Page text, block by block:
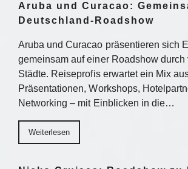
Aruba und Curacao:
Deutschland-Roadshow
Aruba und Curacao präsentieren sich
gemeinsam auf einer Roadshow durch
Städte. Reiseprofis erwartet ein Mix
Präsentationen, Workshops,
Networking – mit Einblicken in die…
Weiterlesen